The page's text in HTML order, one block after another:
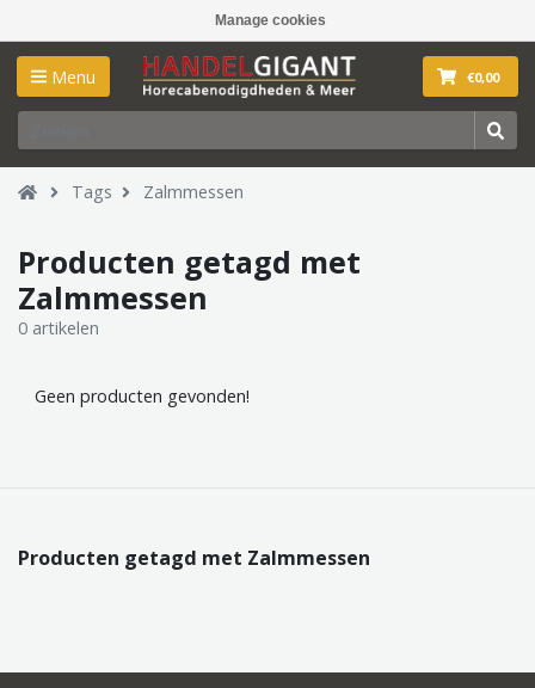
Manage cookies
Menu €0,00
Tags Zalmmessen
Producten getagd met
Zalmmessen
0 artikelen
Geen producten gevonden!
Producten getagd met Zalmmessen